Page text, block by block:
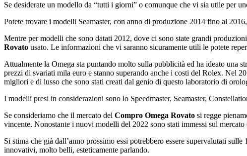
Se desiderate un modello da “tutti i giorni” o comunque che vi sia utile per
Potete trovare i modelli Seamaster, con anno di produzione 2014 fino al
Mentre per modelli che sono datati 2012, dove ci sono state grandi
Rovato usato. Le informazioni che vi saranno sicuramente utili le potete
Attualmente la Omega sta puntando molto sulla pubblicità ed ha ideato una
prezzi di svariati mila euro e stanno superando anche i costi del Rolex. Nel
migliori e di lusso che sono stati creati dal genio di questo laboratorio di
I modelli presi in considerazioni sono lo Speedmaster, Seamaster,
Se consideriamo che il mercato del Compro Omega Rovato si regge
vincente. Nonostante i nuovi modelli del 2022 sono stati immessi sul
Si stima che già dall’anno prossimo essi potrebbero essere supervalutati
innovativi, molto belli, esteticamente parlando.